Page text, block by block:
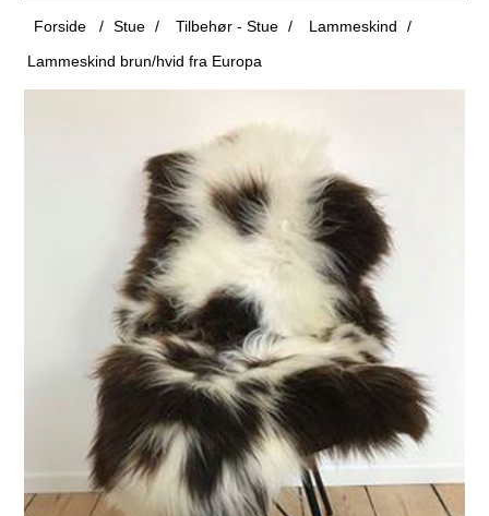
Forside / Stue / Tilbehør - Stue / Lammeskind
/
Lammeskind brun/hvid fra Europa